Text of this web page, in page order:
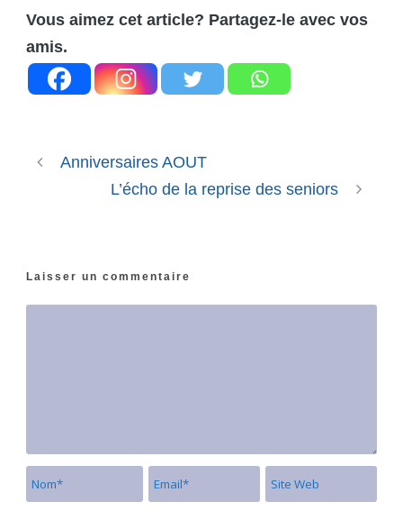
Vous aimez cet article? Partagez-le avec vos
amis.
Anniversaires AOUT
L’écho de la reprise des seniors
Laisser un commentaire